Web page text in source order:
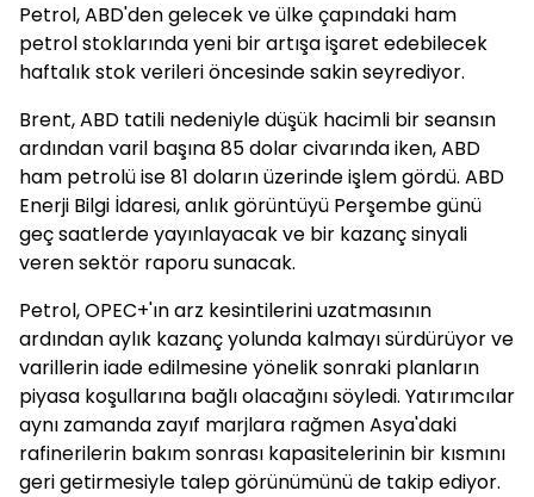
Petrol, ABD'den gelecek ve ülke çapındaki ham
petrol stoklarında yeni bir artışa işaret edebilecek
haftalık stok verileri öncesinde sakin seyrediyor.
Brent, ABD tatili nedeniyle düşük hacimli bir seansın
ardından varil başına 85 dolar civarında iken, ABD
ham petrolü ise 81 doların üzerinde işlem gördü. ABD
Enerji Bilgi İdaresi, anlık görüntüyü Perşembe günü
geç saatlerde yayınlayacak ve bir kazanç sinyali
veren sektör raporu sunacak.
Petrol, OPEC+'ın arz kesintilerini uzatmasının
ardından aylık kazanç yolunda kalmayı sürdürüyor ve
varillerin iade edilmesine yönelik sonraki planların
piyasa koşullarına bağlı olacağını söyledi. Yatırımcılar
aynı zamanda zayıf marjlara rağmen Asya'daki
rafinerilerin bakım sonrası kapasitelerinin bir kısmını
geri getirmesiyle talep görünümünü de takip ediyor.